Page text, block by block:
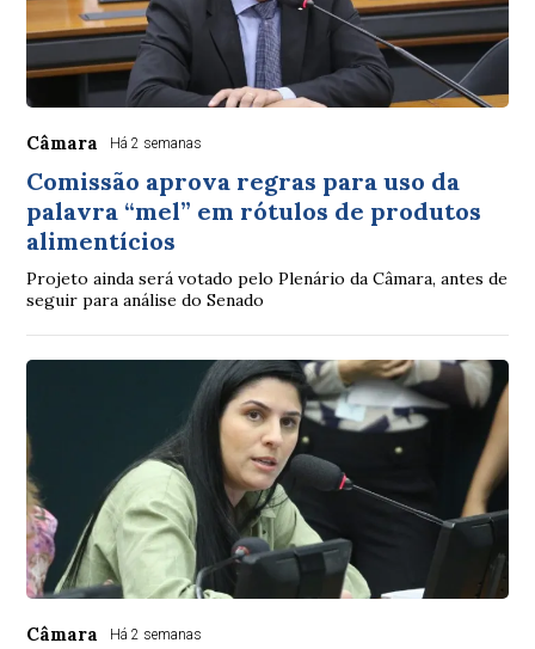
Câmara Há 2 semanas
Comissão aprova regras para uso da
palavra “mel” em rótulos de produtos
alimentícios
Projeto ainda será votado pelo Plenário da Câmara, antes de
seguir para análise do Senado
Câmara Há 2 semanas